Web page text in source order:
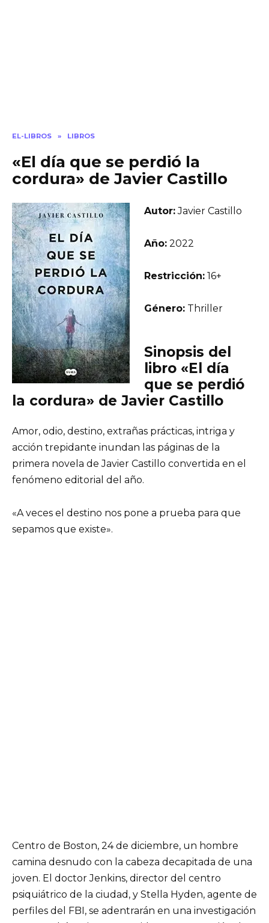
EL-LIBROS » LIBROS
«El día que se perdió la
cordura» de Javier Castillo
Autor:Javier Castillo
Año: 2022
Restricción: 16+
Género: Thriller
Sinopsis del
libro «El día
que se perdió
la cordura» de Javier Castillo
Amor, odio, destino, extrañas prácticas, intriga y
acción trepidante inundan las páginas de la
primera novela de Javier Castillo convertida en el
fenómeno editorial del año.
«A veces el destino nos pone a prueba para que
sepamos que existe».
Centro de Boston, 24 de diciembre, un hombre
camina desnudo con la cabeza decapitada de una
joven. El doctor Jenkins, director del centro
psiquiátrico de la ciudad, y Stella Hyden, agente de
perfiles del FBI, se adentrarán en una investigación